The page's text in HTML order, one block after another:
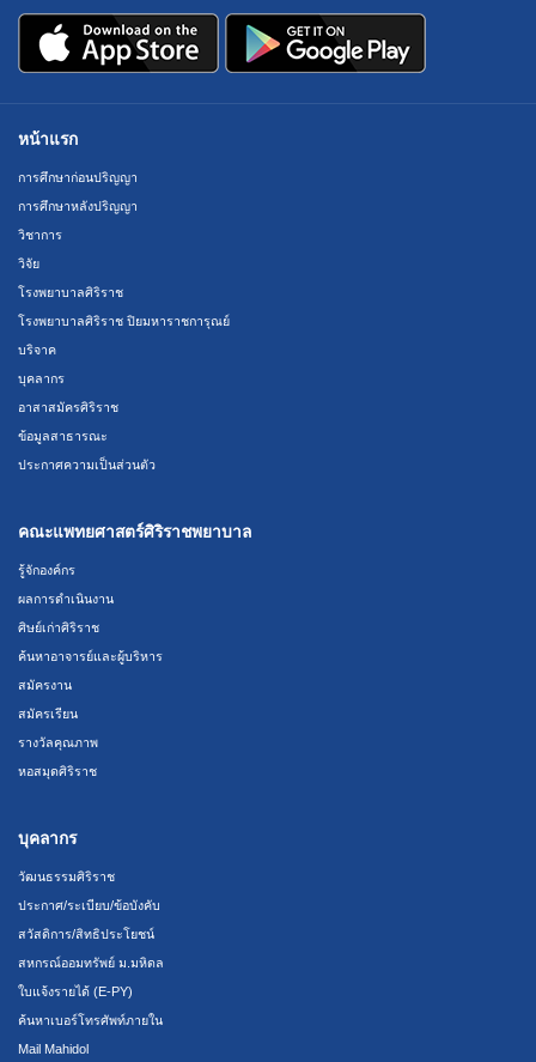
หน้าแรก
การศึกษาก่อนปริญญา
การศึกษาหลังปริญญา
วิชาการ
วิจัย
โรงพยาบาลศิริราช
โรงพยาบาลศิริราช ปิยมหาราชการุณย์
บริจาค
บุคลากร
อาสาสมัครศิริราช
ข้อมูลสาธารณะ
ประกาศความเป็นส่วนตัว
คณะแพทยศาสตร์ศิริราชพยาบาล
รู้จักองค์กร
ผลการดำเนินงาน
ศิษย์เก่าศิริราช
ค้นหาอาจารย์และผู้บริหาร
สมัครงาน
สมัครเรียน
รางวัลคุณภาพ
หอสมุดศิริราช
บุคลากร
วัฒนธรรมศิริราช
ประกาศ/ระเบียบ/ข้อบังคับ
สวัสดิการ/สิทธิประโยชน์
สหกรณ์ออมทรัพย์ ม.มหิดล
ใบแจ้งรายได้ (E-PY)
ค้นหาเบอร์โทรศัพท์ภายใน
Mail Mahidol